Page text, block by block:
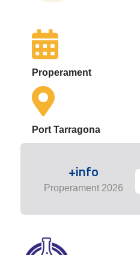
Properament
Port Tarragona
+info
Properament 2026